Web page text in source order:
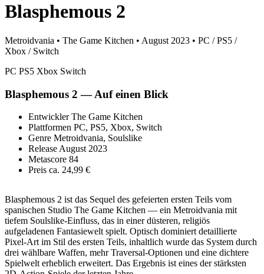
Blasphemous 2
Metroidvania • The Game Kitchen • August 2023 • PC / PS5 /
Xbox / Switch
PC PS5 Xbox Switch
Blasphemous 2 — Auf einen Blick
EntwicklerThe Game Kitchen
Plattformen PC, PS5, Xbox, Switch
Genre Metroidvania, Soulslike
Release August 2023
Metascore 84
Preis ca. 24,99 €
Blasphemous 2 ist das Sequel des gefeierten ersten Teils vom
spanischen Studio The Game Kitchen — ein Metroidvania mit
tiefem Soulslike-Einfluss, das in einer düsteren, religiös
aufgeladenen Fantasiewelt spielt. Optisch dominiert detaillierte
Pixel-Art im Stil des ersten Teils, inhaltlich wurde das System durch
drei wählbare Waffen, mehr Traversal-Optionen und eine dichtere
Spielwelt erheblich erweitert. Das Ergebnis ist eines der stärksten